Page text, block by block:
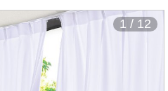
1 / 12